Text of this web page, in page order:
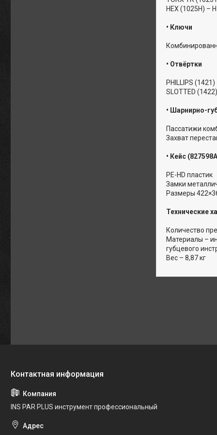
HEX (1025H) –
• Ключи
• Отвёртки
PHILLIPS
SLOTTED
• Шарнирно-
Пассатижи
Захват
• Кейс
PE-HD пластик
Замки
Размеры
Технические
Количество
Материалы –
губцевого
Вес – 8,87 кг
INS PAR PLUS инструмент профессиональный